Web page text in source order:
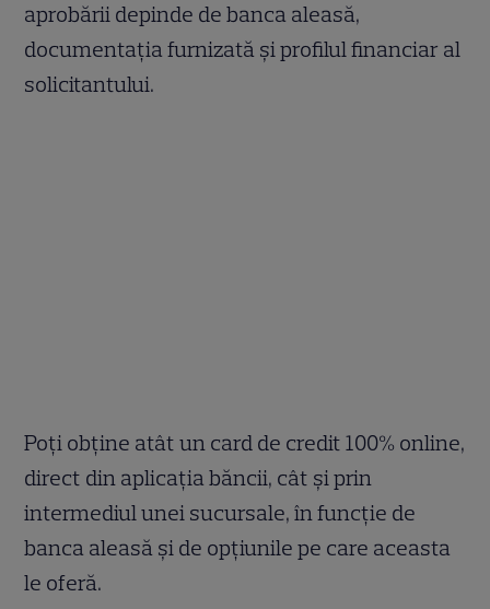
aprobării depinde de banca aleasă,
documentația furnizată și profilul financiar al
solicitantului.
Poți obține atât un card de credit 100% online,
direct din aplicația băncii, cât și prin
intermediul unei sucursale, în funcție de
banca aleasă și de opțiunile pe care aceasta
le oferă.